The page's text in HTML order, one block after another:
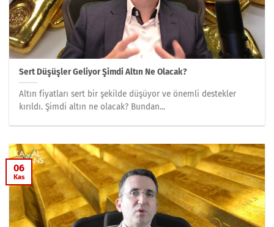
Sert Düşüşler Geliyor Şimdi Altın Ne Olacak?
Altın fiyatları sert bir şekilde düşüyor ve önemli destekler
kırıldı. Şimdi altın ne olacak? Bundan...
06
Kas